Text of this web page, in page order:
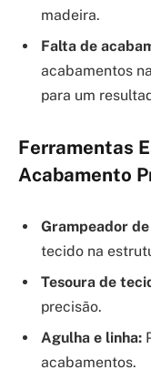
madeira.
Falta de
acabamentos
para um
Ferramentas
Acabamento
Grampeador
tecido na
Tesoura de
precisão.
Agulha e linha:
acabamentos.